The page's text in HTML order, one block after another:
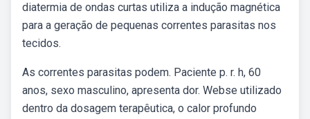
diatermia de ondas curtas utiliza a indução magnética
para a geração de pequenas correntes parasitas nos
tecidos.
As correntes parasitas podem. Paciente p. r. h, 60
anos, sexo masculino, apresenta dor. Webse utilizado
dentro da dosagem terapêutica, o calor profundo